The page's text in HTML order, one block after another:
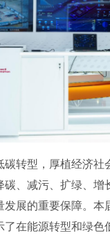
碳转型，厚植经济社
碳、减污、扩绿、增
发展的重要保障。本
了在能源转型和绿色